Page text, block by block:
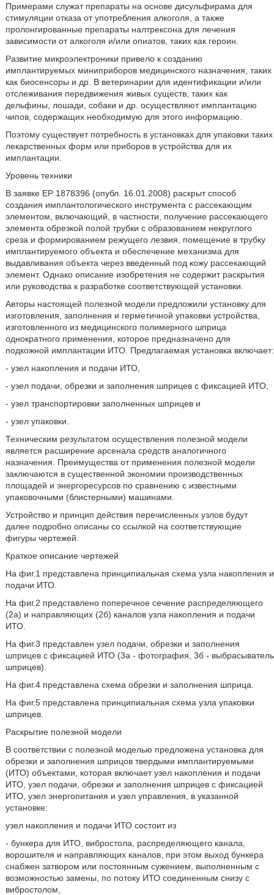
Примерами служат препараты на основе дисульфирама для
стимуляции отказа от употребления алкоголя, а также
пролонгированные препараты налтрексона для лечения
зависимости от алкоголя и/или опиатов, таких как героин.
Развитие микроэлектроники привело к созданию
имплантируемых миниприборов медицинского назначения, таких
как биосенсоры и др. В ветеринарии для идентификации и/или
отслеживания передвижения живых существ, таких как
дельфины, лошади, собаки и др. осуществляют имплантацию
чипов, содержащих необходимую для этого информацию.
Поэтому существует потребность в установках для упаковки таких
лекарственных форм или приборов в устройства для их
имплантации.
Уровень техники
В заявке EP 1878396 (опубл. 16.01.2008) раскрыт способ
создания имплантологического инструмента с рассекающим
элементом, включающий, в частности, получение рассекающего
элемента обрезкой полой трубки с образованием некруглого
среза и формированием режущего лезвия, помещение в трубку
имплантируемого объекта и обеспечение механизма для
выдавливания объекта через введенный под кожу рассекающий
элемент. Однако описание изобретения не содержит раскрытия
или руководства к разработке соответствующей установки.
Авторы настоящей полезной модели предложили установку для
изготовления, заполнения и герметичной упаковки устройства,
изготовленного из медицинского полимерного шприца
однократного применения, которое предназначено для
подкожной имплантации ИТО. Предлагаемая установка включает:
- узел накопления и подачи ИТО,
- узел подачи, обрезки и заполнения шприцев с фиксацией ИТО,
- узел транспортировки заполненных шприцев и
- узел упаковки.
Техническим результатом осуществления полезной модели
является расширение арсенала средств аналогичного
назначения. Преимущества от применения полезной модели
заключаются в существенной экономии производственных
площадей и энергоресурсов по сравнению с известными
упаковочными (блистерными) машинами.
Устройство и принцип действия перечисленных узлов будут
далее подробно описаны со ссылкой на соответствующие
фигуры чертежей.
Краткое описание чертежей
На фиг.1 представлена принципиальная схема узла накопления и
подачи ИТО.
На фиг.2 представлено поперечное сечение распределяющего
(2а) и направляющих (2б) каналов узла накопления и подачи
ИТО.
На фиг.3 представлен узел подачи, обрезки и заполнения
шприцев с фиксацией ИТО (3а - фотография, 3б - выбрасыватель
шприцев).
На фиг.4 представлена схема обрезки и заполнения шприца.
На фиг.5 представлена принципиальная схема узла упаковки
шприцев.
Раскрытие полезной модели
В соответствии с полезной моделью предложена установка для
обрезки и заполнения шприцов твердыми имплантируемыми
(ИТО) объектами, которая включает узел накопления и подачи
ИТО, узел подачи, обрезки и заполнения шприцев с фиксацией
ИТО, узел энергопитания и узел управления, в указанной
установке:
узел накопления и подачи ИТО состоит из
- бункера для ИТО, вибростола, распределяющего канала,
ворошителя и направляющих каналов, при этом выход бункера
снабжен затвором или постоянным сужением, выполненным с
возможностью замены, по потоку ИТО соединенным снизу с
вибростолом,